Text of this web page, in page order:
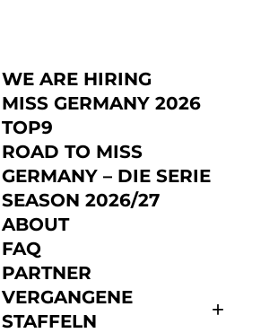
WE ARE HIRING
MISS GERMANY 2026
TOP9
ROAD TO MISS
GERMANY – DIE SERIE
SEASON 2026/27
ABOUT
FAQ
PARTNER
VERGANGENE
STAFFELN